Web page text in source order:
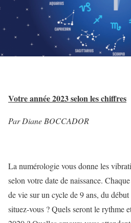
Votre année 2023 selon les chiffres
Par Diane BOCCADOR
La numérologie vous donne les
selon votre date de naissance.
de vie sur un cycle de 9 ans, du
situez-vous ? Quels seront le rythme